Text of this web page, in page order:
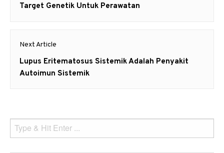
post:
Target Genetik Untuk Perawatan
Next Article
Next
post:
Lupus Eritematosus Sistemik Adalah Penyakit
Autoimun Sistemik